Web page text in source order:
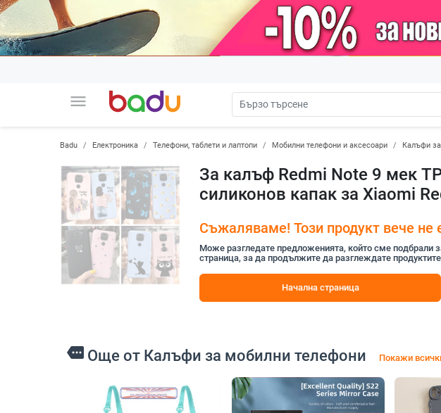
menu
Badu Електроника Телефони, таблети и лаптопи Мобилни телефони и аксесоари Калъфи
За калъф Redmi Note 9 мек
силиконов капак за Xiaomi
Съжаляваме! Този продукт вече не
Може разгледате предложенията, който сме подбрали
страница, за да продължите да разглеждате
Начална страница
more Още от Калъфи за мобилни телефони Покажи